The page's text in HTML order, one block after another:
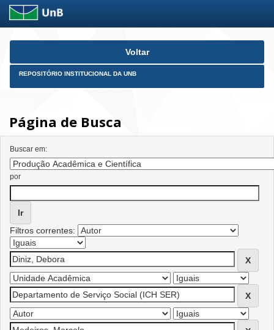
Skip
Voltar
REPOSITÓRIO INSTITUCIONAL DA UNB
Página de Busca
Buscar em:
por
Filtros correntes: